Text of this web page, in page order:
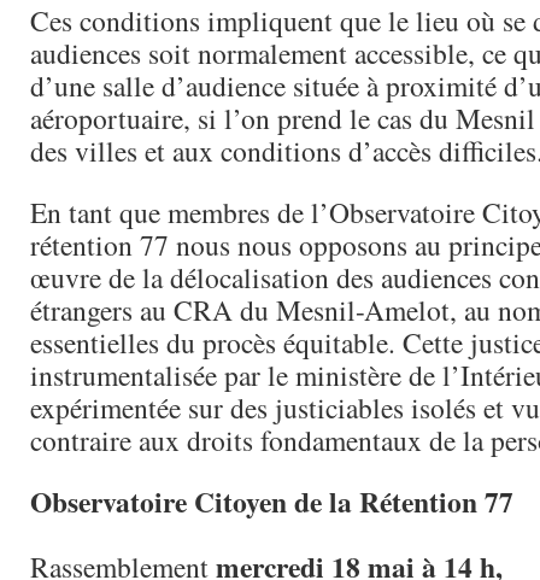
Ces conditions impliquent que le lieu où se
audiences soit normalement accessible, ce
d’une salle d’audience située à proximité
aéroportuaire, si l’on prend le cas du
des villes et aux conditions d’accès
En tant que membres de l’Observatoire
rétention 77 nous nous opposons au
œuvre de la délocalisation des audiences
étrangers au CRA du Mesnil-Amelot, au
essentielles du procès équitable. Cette
instrumentalisée par le ministère de
expérimentée sur des justiciables isolés et
contraire aux droits fondamentaux de la
Observatoire Citoyen de la Rétention 77
Rassemblementmercredi 18 mai à 14 h,